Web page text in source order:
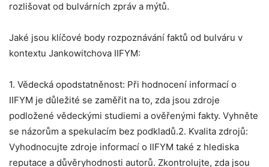
rozlišovat od bulvárních zpráv a mýtů.
Jaké jsou klíčové body rozpoznávání faktů od bulváru v
kontextu Jankowitchova IIFYM:
1. Vědecká opodstatněnost: Při hodnocení informací o
IIFYM je důležité se zaměřit na to, zda jsou zdroje
podložené vědeckými studiemi a ověřenými fakty. Vyhněte
se názorům a spekulacím bez podkladů.2. Kvalita zdrojů:
Vyhodnocujte zdroje informací o IIFYM také z hlediska
reputace a důvěryhodnosti autorů. Zkontrolujte, zda jsou